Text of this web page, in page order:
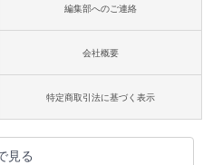
編集部へのご連絡
会社概要
特定商取引法に基づく表示
見る